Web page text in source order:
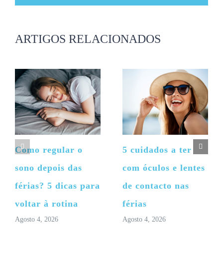
ARTIGOS RELACIONADOS
Como regular o
sono depois das
férias? 5 dicas para
voltar à rotina
Agosto 4, 2026
5 cuidados a ter
com óculos e lentes
de contacto nas
férias
Agosto 4, 2026